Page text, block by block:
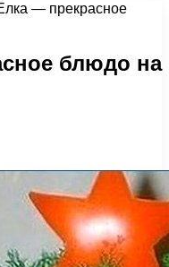
— прекрасное
блюдо на